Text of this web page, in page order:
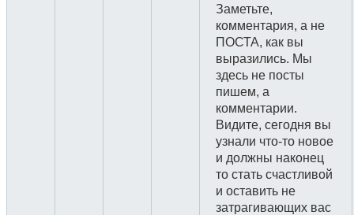
Заметьте,
комментария, а не
ПОСТА, как вы
выразились. Мы
здесь не посты
пишем, а
комментарии.
Видите, сегодня вы
узнали что-то новое
и должны наконец
то стать счастливой
и оставить не
затрагивающих вас